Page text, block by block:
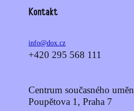
Kontakt
info@dox.cz
+420 295 568 111
Centrum současného
Poupětova 1, Praha 7